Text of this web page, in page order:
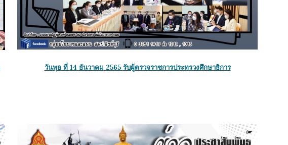
วันพุธที่ 14 ธันวาคม 2565 รับผู้ตรวจราชการประทรวงศึกษาธิการ